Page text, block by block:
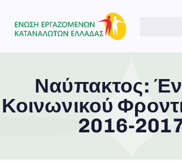
Ναύπακτος:
Κοινωνικού
2016-